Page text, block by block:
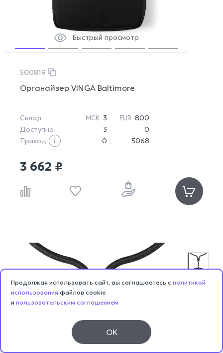
Быстрый просмотр
500819
Органайзер VINGA Baltimore
Склад МСК 3 EUR 800
Доступно
3
0
Приход
0 5068
3 662 ₽
Продолжая использовать сайт, вы соглашаетесь с политикой
использования файлов cookie
и пользовательским соглашением
OK